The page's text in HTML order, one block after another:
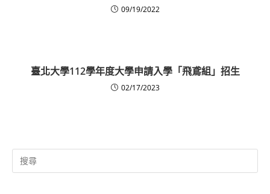
09/19/2022
臺北大學112學年度大學申請入學「飛鳶組」招生
02/17/2023
Search
for: